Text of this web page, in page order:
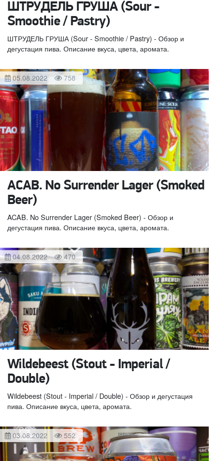
ШТРУДЕЛЬ ГРУША (Sour -
Smoothie / Pastry)
ШТРУДЕЛЬ ГРУША (Sour - Smoothie / Pastry) - Обзор и
дегустация пива. Описание вкуса, цвета, аромата.
05.08.2022 758
ACAB. No Surrender Lager (Smoked
Beer)
ACAB. No Surrender Lager (Smoked Beer) - Обзор и
дегустация пива. Описание вкуса, цвета, аромата.
04.08.2022 470
Wildebeest (Stout - Imperial /
Double)
Wildebeest (Stout - Imperial / Double) - Обзор и дегустация
пива. Описание вкуса, цвета, аромата.
03.08.2022 552